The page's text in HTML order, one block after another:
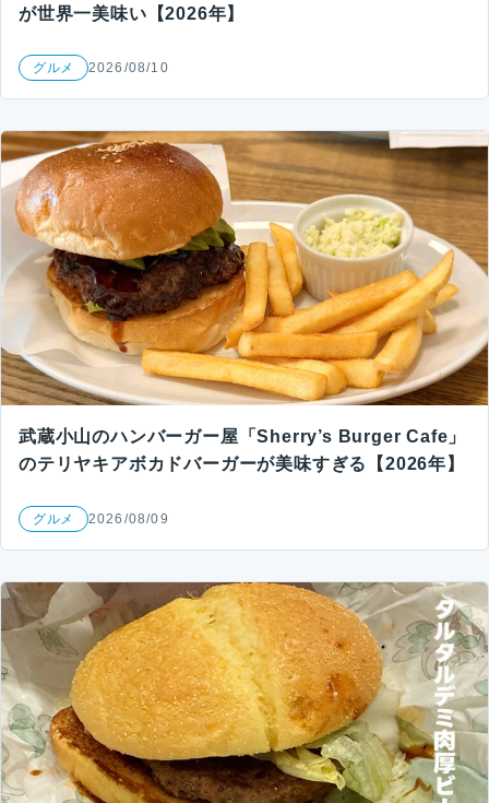
が世界一美味い【2026年】
グルメ 2026/08/10
武蔵小山のハンバーガー屋「Sherry’s Burger Cafe」
のテリヤキアボカドバーガーが美味すぎる【2026年】
グルメ 2026/08/09